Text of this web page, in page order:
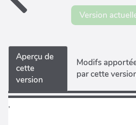
Version
Aperçu de
cette
version
Modifs
par cette